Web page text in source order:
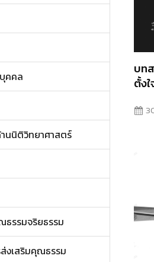
คคล
นนิติวิทยาศาสตร์
ธรรมจริยธรรม
งเสริมคุณธรรม
บท
ตั้ง